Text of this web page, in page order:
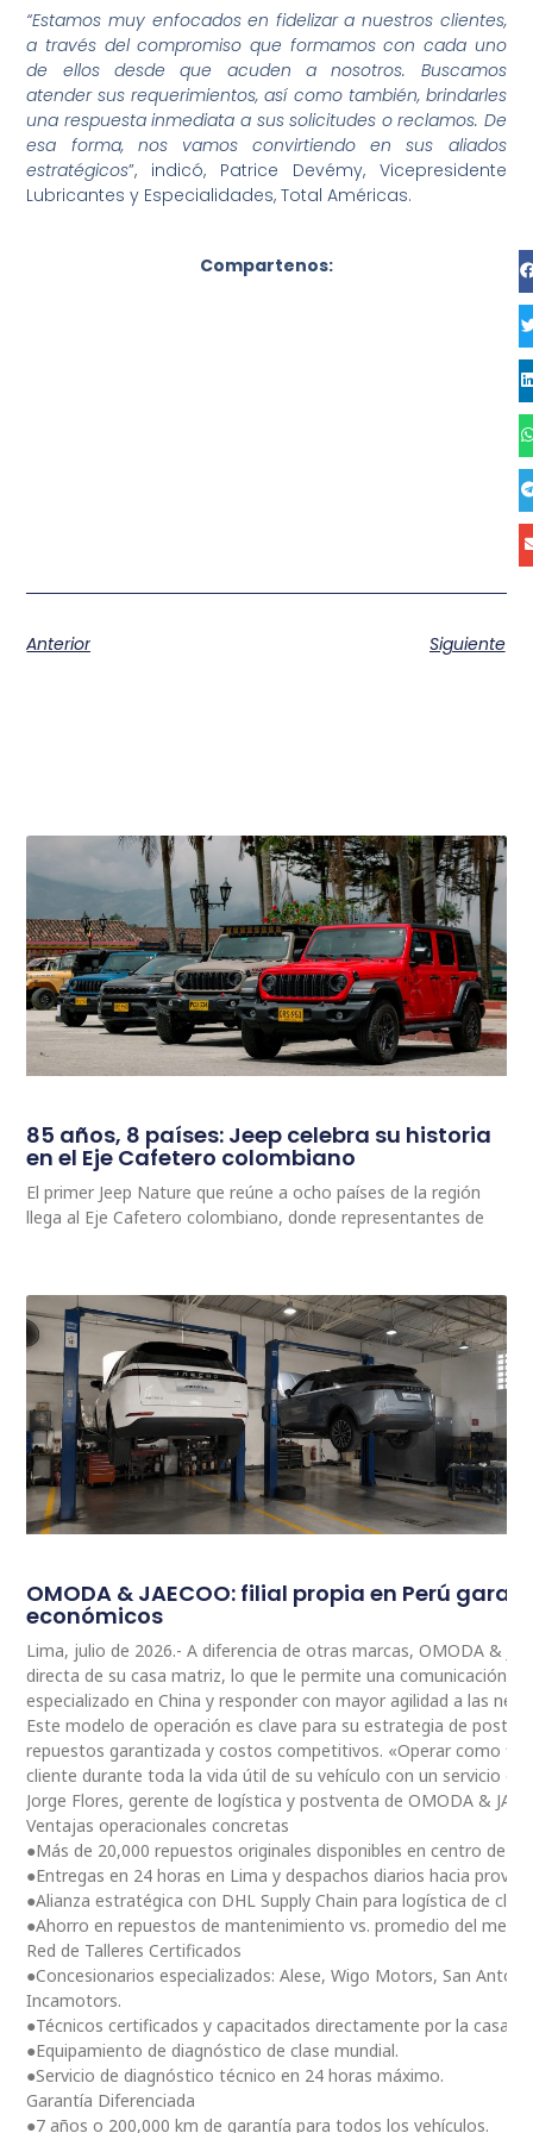
“Estamos muy enfocados en fidelizar a nuestros clientes,
a través del compromiso que formamos con cada uno
de ellos desde que acuden a nosotros. Buscamos
atender sus requerimientos, así como también, brindarles
una respuesta inmediata a sus solicitudes o reclamos. De
esa forma, nos vamos convirtiendo en sus aliados
estratégicos”, indicó, Patrice Devémy, Vicepresidente
Lubricantes y Especialidades, Total Américas.
Compartenos:
Anterior Siguiente
85 años, 8 países: Jeep celebra su historia
en el Eje Cafetero colombiano
El primer Jeep Nature que reúne a ocho países de la región
llega al Eje Cafetero colombiano, donde representantes de
OMODA & JAECOO: filial propia en Perú
económicos
Lima, julio de 2026.- A diferencia de otras marcas, OMODA &
directa de su casa matriz, lo que le permite una comunicación
especializado en China y responder con mayor agilidad a las
Este modelo de operación es clave para su estrategia de
repuestos garantizada y costos competitivos. «Operar como
cliente durante toda la vida útil de su vehículo con un servicio
Jorge Flores, gerente de logística y postventa de OMODA &
Ventajas operacionales concretas
●Más de 20,000 repuestos originales disponibles en centro de
●Entregas en 24 horas en Lima y despachos diarios hacia
●Alianza estratégica con DHL Supply Chain para logística de
●Ahorro en repuestos de mantenimiento vs. promedio del
Red de Talleres Certificados
●Concesionarios especializados: Alese, Wigo Motors, San
Incamotors.
●Técnicos certificados y capacitados directamente por la casa
●Equipamiento de diagnóstico de clase mundial.
●Servicio de diagnóstico técnico en 24 horas máximo.
Garantía Diferenciada
●7 años o 200,000 km de garantía para todos los vehículos.